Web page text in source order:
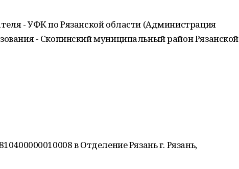
- УФК по Рязанской области (Администрация
- Скопинский муниципальный район Рязанской
в Отделение Рязань г. Рязань,